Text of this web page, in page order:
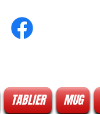
TABLIER MUG